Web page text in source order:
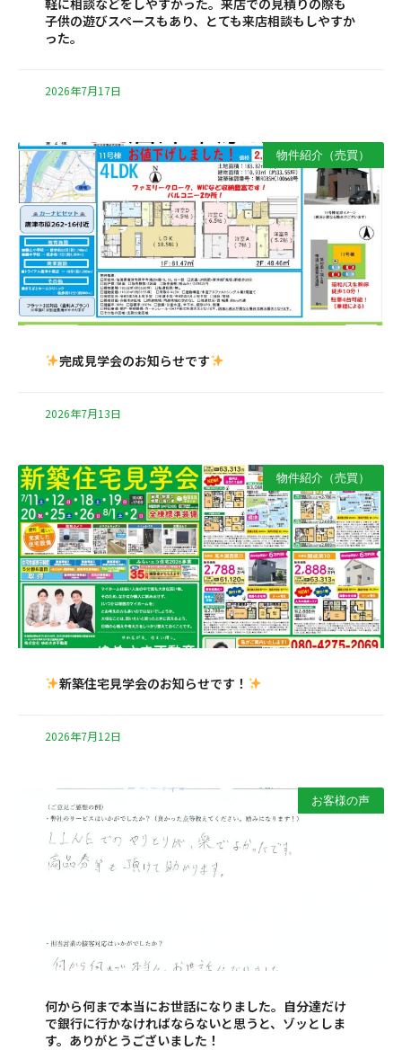
軽に相談などをしやすかった。来店での見積りの際も
子供の遊びスペースもあり、とても来店相談もしやすか
った。
2026年7月17日
物件紹介（売買）
完成見学会のお知らせです
2026年7月13日
物件紹介（売買）
新築住宅見学会のお知らせです！
2026年7月12日
お客様の声
何から何まで本当にお世話になりました。自分達だけ
で銀行に行かなければならないと思うと、ゾッとしま
す。ありがとうございました！